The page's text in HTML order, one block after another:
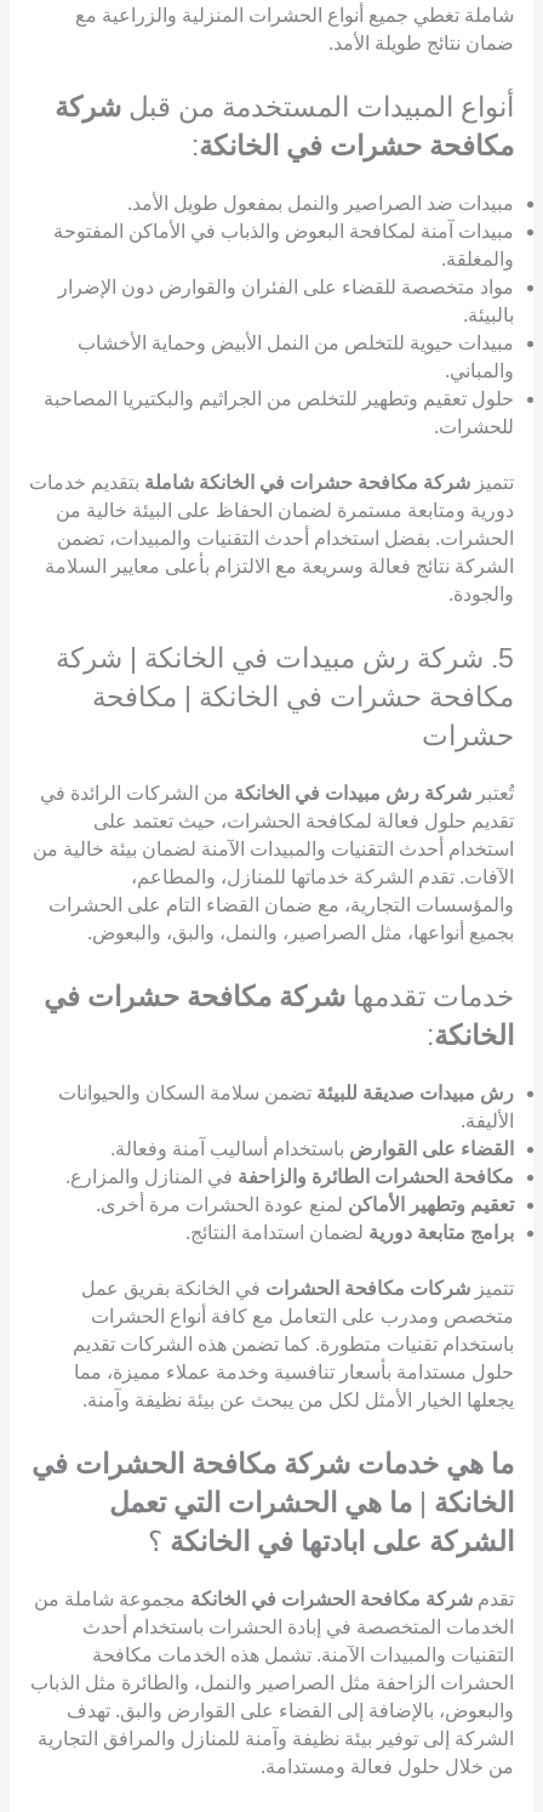
شاملة تغطي جميع أنواع الحشرات المنزلية والزراعية مع
ضمان نتائج طويلة الأمد.
أنواع المبيدات المستخدمة من قبل شركة
مكافحة حشرات في الخانكة:
مبيدات ضد الصراصير والنمل بمفعول طويل الأمد.
مبيدات آمنة لمكافحة البعوض والذباب في الأماكن المفتوحة
والمغلقة.
مواد متخصصة للقضاء على الفئران والقوارض دون الإضرار
بالبيئة.
مبيدات حيوية للتخلص من النمل الأبيض وحماية الأخشاب
والمباني.
حلول تعقيم وتطهير للتخلص من الجراثيم والبكتيريا المصاحبة
للحشرات.
تتميز شركة مكافحة حشرات في الخانكة شاملة بتقديم خدمات
دورية ومتابعة مستمرة لضمان الحفاظ على البيئة خالية من
الحشرات. بفضل استخدام أحدث التقنيات والمبيدات، تضمن
الشركة نتائج فعالة وسريعة مع الالتزام بأعلى معايير السلامة
والجودة.
5. شركة رش مبيدات في الخانكة | شركة
مكافحة حشرات في الخانكة | مكافحة
حشرات
تُعتبر شركة رش مبيدات في الخانكة من الشركات الرائدة في
تقديم حلول فعالة لمكافحة الحشرات، حيث تعتمد على
استخدام أحدث التقنيات والمبيدات الآمنة لضمان بيئة خالية من
الآفات. تقدم الشركة خدماتها للمنازل، والمطاعم،
والمؤسسات التجارية، مع ضمان القضاء التام على الحشرات
بجميع أنواعها، مثل الصراصير، والنمل، والبق، والبعوض.
خدمات تقدمها شركة مكافحة حشرات في
الخانكة:
رش مبيدات صديقة للبيئة تضمن سلامة السكان والحيوانات
الأليفة.
القضاء على القوارض باستخدام أساليب آمنة وفعالة.
مكافحة الحشرات الطائرة والزاحفة في المنازل والمزارع.
تعقيم وتطهير الأماكن لمنع عودة الحشرات مرة أخرى.
برامج متابعة دورية لضمان استدامة النتائج.
تتميز شركات مكافحة الحشرات في الخانكة بفريق عمل
متخصص ومدرب على التعامل مع كافة أنواع الحشرات
باستخدام تقنيات متطورة. كما تضمن هذه الشركات تقديم
حلول مستدامة بأسعار تنافسية وخدمة عملاء مميزة، مما
يجعلها الخيار الأمثل لكل من يبحث عن بيئة نظيفة وآمنة.
ما هي خدمات شركة مكافحة الحشرات في
الخانكة | ما هي الحشرات التي تعمل
الشركة على ابادتها في الخانكة ؟
تقدم شركة مكافحة الحشرات في الخانكة مجموعة شاملة من
الخدمات المتخصصة في إبادة الحشرات باستخدام أحدث
التقنيات والمبيدات الآمنة. تشمل هذه الخدمات مكافحة
الحشرات الزاحفة مثل الصراصير والنمل، والطائرة مثل الذباب
والبعوض، بالإضافة إلى القضاء على القوارض والبق. تهدف
الشركة إلى توفير بيئة نظيفة وآمنة للمنازل والمرافق التجارية
من خلال حلول فعالة ومستدامة.